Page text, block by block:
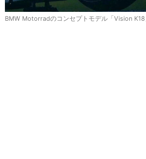
BMW Motorradのコンセプトモデル「Vision K18